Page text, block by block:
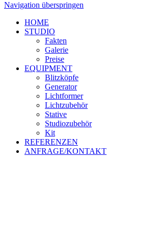
Navigation überspringen
HOME
STUDIO
Fakten
Galerie
Preise
EQUIPMENT
Blitzköpfe
Generator
Lichtformer
Lichtzubehör
Stative
Studiozubehör
Kit
REFERENZEN
ANFRAGE/KONTAKT